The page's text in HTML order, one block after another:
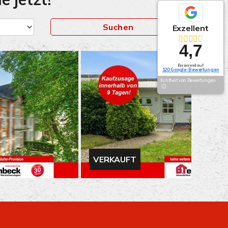
Suchen
VERKAUFT
Exzellent
4,7
Basierend auf
120 Google-Bewertungen
Echtheit von Bewertungen